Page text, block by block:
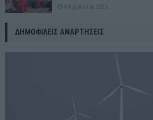
8 Αυγούστου 2026
ΔΗΜΟΦΙΛΕΊΣ ΑΝΑΡΤΉΣΕΙΣ